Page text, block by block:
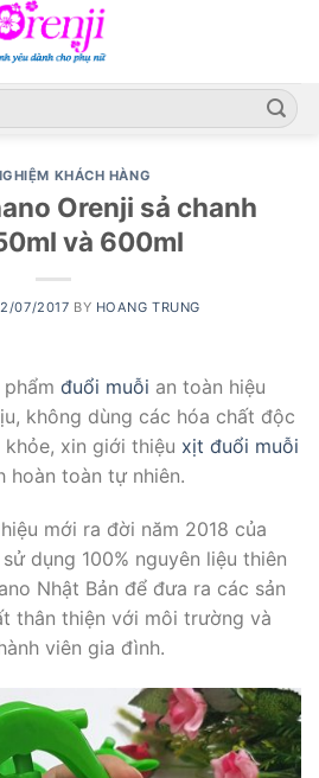
KHÁCH HÀNG
Orenji sả chanh
và 600ml
07/2017 BY HOANG TRUNG
đuổi muỗi an toàn hiệu
không dùng các hóa chất độc
xin giới thiệu xịt đuổi muỗi
hoàn toàn tự nhiên.
mới ra đời năm 2018 của
dụng 100% nguyên liệu thiên
Nhật Bản để đưa ra các sản
thân thiện với môi trường và
viên gia đình.